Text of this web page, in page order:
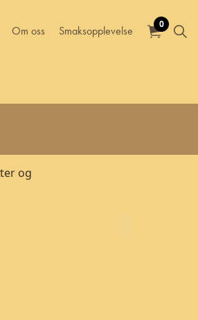
Om oss Smaksopplevelse
0
og